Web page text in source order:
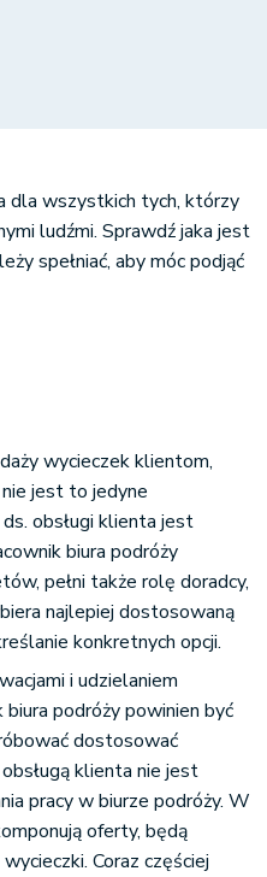
dla wszystkich tych, którzy
ludźmi. Sprawdź jaka jest
spełniać, aby móc podjąć
wycieczek klientom,
jest to jedyne
obsługi klienta jest
biura podróży
pełni także rolę doradcy,
najlepiej dostosowaną
konkretnych opcji.
i udzielaniem
podróży powinien być
dostosować
klienta nie jest
pracy w biurze podróży. W
oferty, będą
Coraz częściej